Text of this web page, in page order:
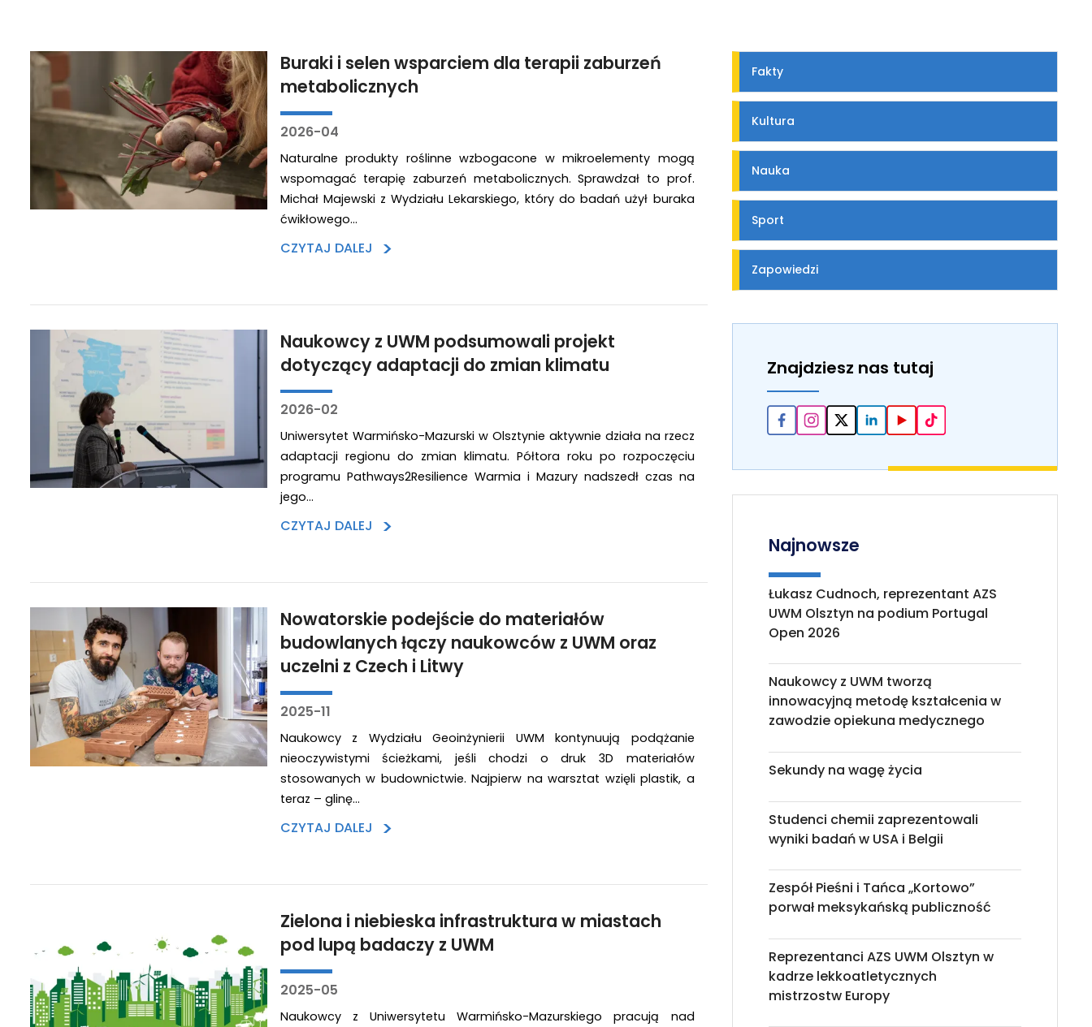
Buraki i selen wsparciem dla terapii zaburzeń
metabolicznych
2026-04
Naturalne produkty roślinne wzbogacone w mikroelementy mogą
wspomagać terapię zaburzeń metabolicznych. Sprawdzał to prof.
Michał Majewski z Wydziału Lekarskiego, który do badań użył buraka
ćwikłowego…
CZYTAJ DALEJ >
Naukowcy z UWM podsumowali projekt
dotyczący adaptacji do zmian klimatu
2026-02
Uniwersytet Warmińsko-Mazurski w Olsztynie aktywnie działa na rzecz
adaptacji regionu do zmian klimatu. Półtora roku po rozpoczęciu
programu Pathways2Resilience Warmia i Mazury nadszedł czas na
jego…
CZYTAJ DALEJ >
Nowatorskie podejście do materiałów
budowlanych łączy naukowców z UWM oraz
uczelni z Czech i Litwy
2025-11
Naukowcy z Wydziału Geoinżynierii UWM kontynuują podążanie
nieoczywistymi ścieżkami, jeśli chodzi o druk 3D materiałów
stosowanych w budownictwie. Najpierw na warsztat wzięli plastik, a
teraz – glinę…
CZYTAJ DALEJ >
Zielona i niebieska infrastruktura w miastach
pod lupą badaczy z UWM
2025-05
Naukowcy z Uniwersytetu Warmińsko-Mazurskiego pracują nad
Fakty
Kultura
Nauka
Sport
Zapowiedzi
Znajdziesz nas tutaj
Najnowsze
Łukasz Cudnoch, reprezentant AZS
UWM Olsztyn na podium Portugal
Open 2026
Naukowcy z UWM tworzą
innowacyjną metodę kształcenia w
zawodzie opiekuna medycznego
Sekundy na wagę życia
Studenci chemii zaprezentowali
wyniki badań w USA i Belgii
Zespół Pieśni i Tańca „Kortowo”
porwał meksykańską publiczność
Reprezentanci AZS UWM Olsztyn w
kadrze lekkoatletycznych
mistrzostw Europy